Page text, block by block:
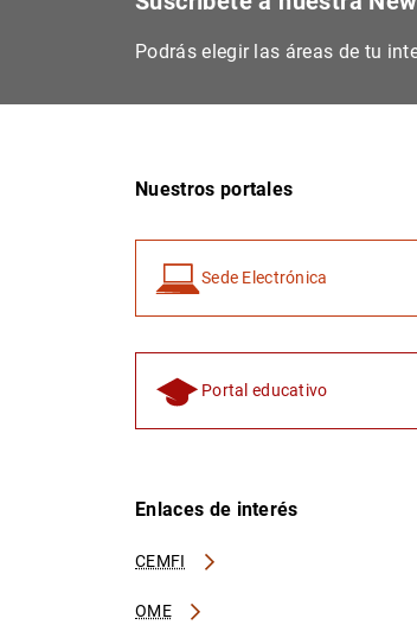
Podrás elegir las áreas de tu
Nuestros portales
Sede Electrónica
Portal educativo
Enlaces de interés
CEMFI
OME